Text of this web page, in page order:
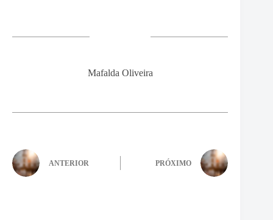
Mafalda Oliveira
ANTERIOR PRÓXIMO